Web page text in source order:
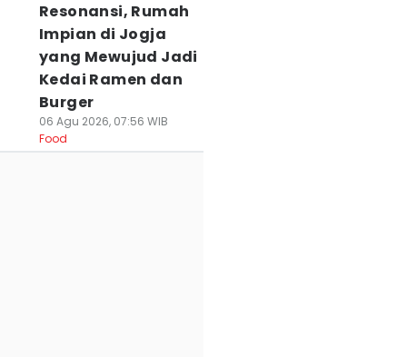
Resonansi, Rumah
Impian di Jogja
yang Mewujud Jadi
Kedai Ramen dan
Burger
06 Agu 2026, 07:56 WIB
Food